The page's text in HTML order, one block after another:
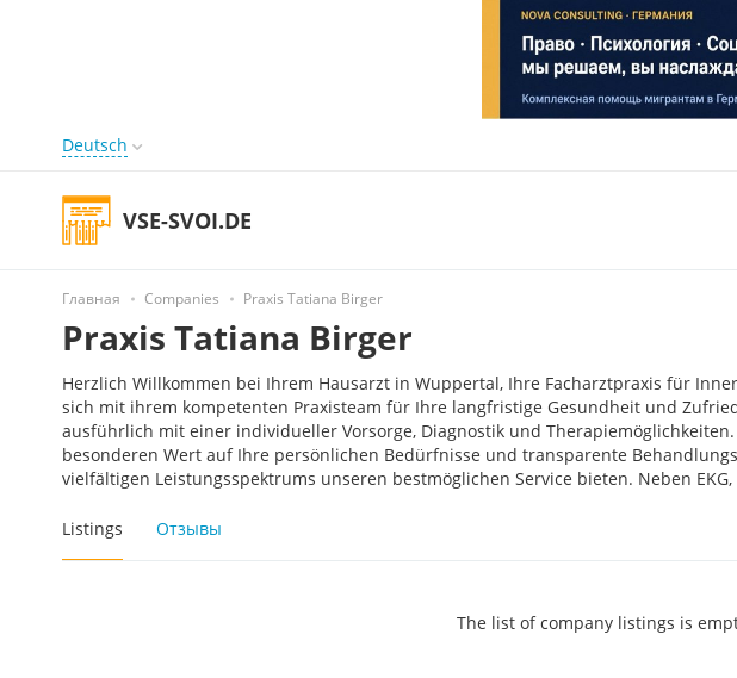
Deutsch
VSE-SVOI.DE
Главная Companies Praxis Tatiana Birger
Praxis Tatiana Birger
Herzlich Willkommen bei Ihrem Hausarzt in Wuppertal, Ihre Facharztpraxis für
sich mit ihrem kompetenten Praxisteam für Ihre langfristige Gesundheit und
ausführlich mit einer individueller Vorsorge, Diagnostik und
besonderen Wert auf Ihre persönlichen Bedürfnisse und transparente
vielfältigen Leistungsspektrums unseren bestmöglichen Service bieten. Neben EKG,
Listings Отзывы
The list of company listings is